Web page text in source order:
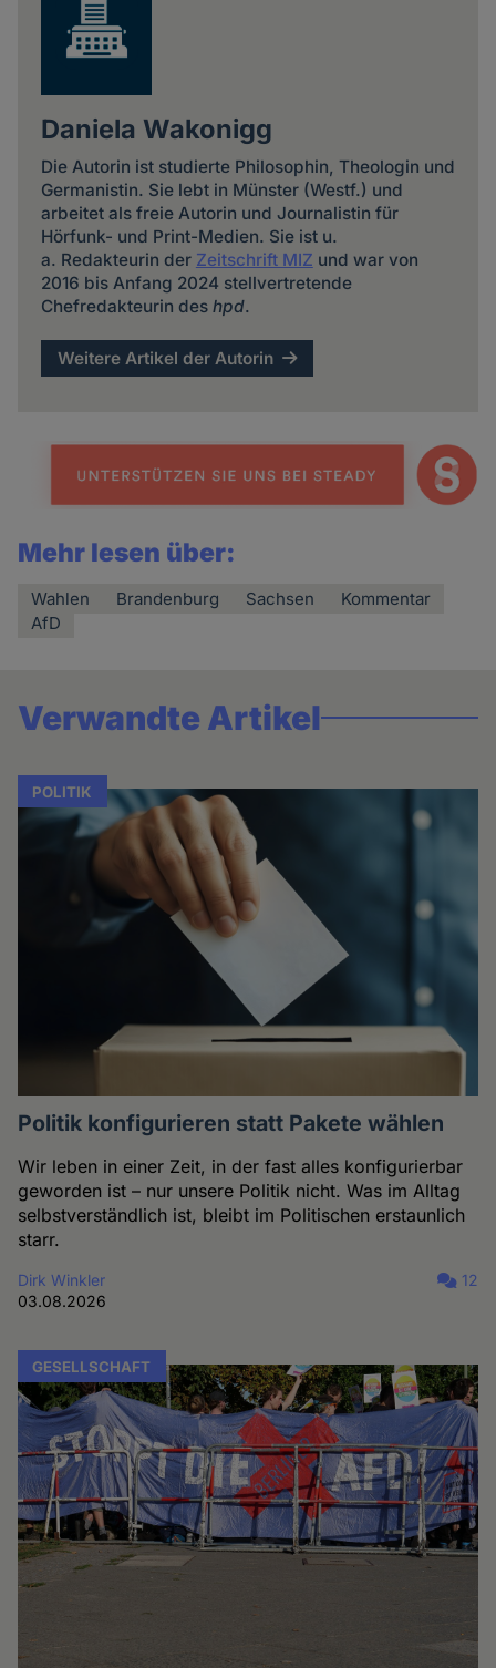
Daniela Wakonigg
Die Autorin ist studierte Philosophin, Theologin und
Germanistin. Sie lebt in Münster (Westf.) und
arbeitet als freie Autorin und Journalistin für
Hörfunk- und Print-Medien. Sie ist u.
a. Redakteurin der Zeitschrift MIZ und war von
2016 bis Anfang 2024 stellvertretende
Chefredakteurin des hpd.
Weitere Artikel der Autorin
Mehr lesen über:
Wahlen Brandenburg Sachsen
Kommentar
AfD
Verwandte Artikel
POLITIK
Politik konfigurieren statt Pakete wählen
Wir leben in einer Zeit, in der fast alles konfigurierbar
geworden ist – nur unsere Politik nicht. Was im Alltag
selbstverständlich ist, bleibt im Politischen erstaunlich
starr.
Dirk Winkler
03.08.2026
12
GESELLSCHAFT